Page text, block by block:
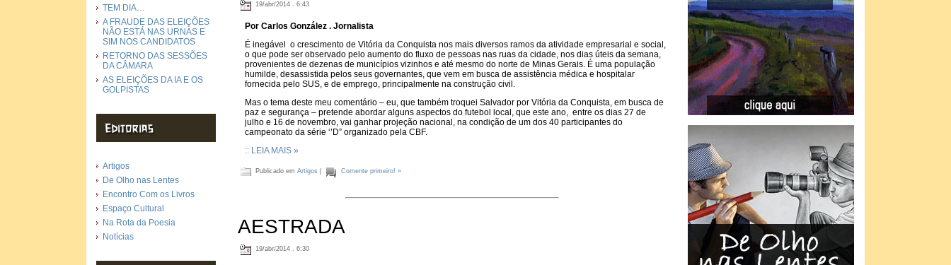
TEM DIA…
A FRAUDE DAS ELEIÇÕES
NÃO ESTÁ NAS URNAS E
SIM NOS CANDIDATOS
RETORNO DAS SESSÕES
DA CÂMARA
AS ELEIÇÕES DA IA E OS
GOLPISTAS
Artigos
De Olho nas Lentes
Encontro Com os Livros
Espaço Cultural
Na Rota da Poesia
Notícias
19/abr/2014 . 6:43
Por Carlos González . Jornalista
É inegável o crescimento de Vitória da Conquista nos mais diversos ramos da atividade empresarial e social,
o que pode ser observado pelo aumento do fluxo de pessoas nas ruas da cidade, nos dias úteis da semana,
provenientes de dezenas de municípios vizinhos e até mesmo do norte de Minas Gerais. É uma população
humilde, desassistida pelos seus governantes, que vem em busca de assistência médica e hospitalar
fornecida pelo SUS, e de emprego, principalmente na construção civil.
Mas o tema deste meu comentário – eu, que também troquei Salvador por Vitória da Conquista, em busca de
paz e segurança – pretende abordar alguns aspectos do futebol local, que este ano, entre os dias 27 de
julho e 16 de novembro, vai ganhar projeção nacional, na condição de um dos 40 participantes do
campeonato da série ‘’D” organizado pela CBF.
:: LEIA MAIS »
Publicado em Artigos Comente primeiro! »
AESTRADA
19/abr/2014 . 6:30